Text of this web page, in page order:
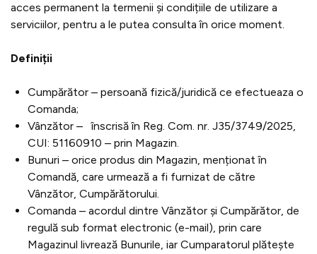
acces permanent la termenii și condițiile de utilizare a
serviciilor, pentru a le putea consulta în orice moment.
Definiții
Cumpărător – persoană fizică/juridică ce efectueaza o
Comanda;
Vânzător – înscrisă în Reg. Com. nr. J35/3749/2025,
CUI: 51160910 – prin Magazin.
Bunuri – orice produs din Magazin, menționat în
Comandă, care urmează a fi furnizat de către
Vânzător, Cumpărătorului.
Comanda – acordul dintre Vânzător și Cumpărător, de
regulă sub format electronic (e-mail), prin care
Magazinul livrează Bunurile, iar Cumparatorul plătește